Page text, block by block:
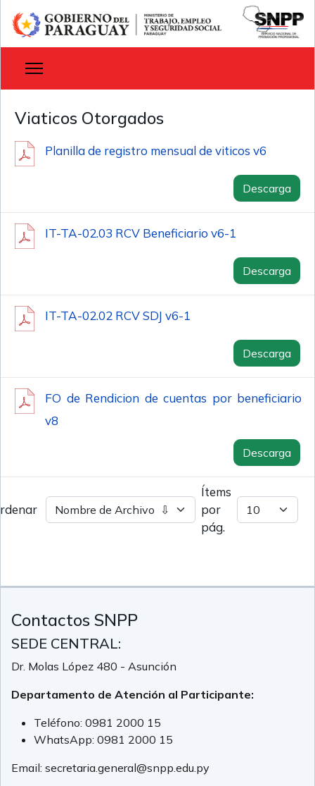
Viaticos Otorgados
Planilla de registro mensual de viticos v6
Descarga
IT-TA-02.03 RCV Beneficiario v6-1
Descarga
IT-TA-02.02 RCV SDJ v6-1
Descarga
FO de Rendicion de cuentas por beneficiario
v8
Descarga
Ítems
por
pág.
Contactos SNPP
SEDE CENTRAL:
Dr. Molas López 480 - Asunción
Departamento de Atención al Participante:
Teléfono: 0981 2000 15
WhatsApp: 0981 2000 15
Email: secretaria.general@snpp.edu.py